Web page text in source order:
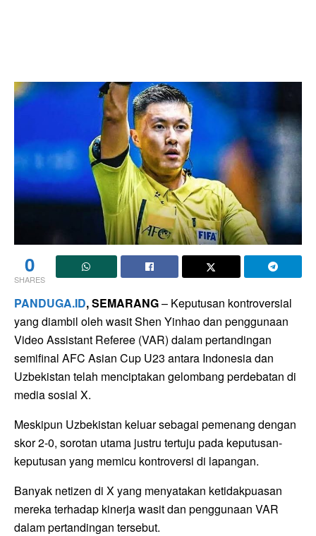
0
SHARES
PANDUGA.ID, SEMARANG– Keputusan kontroversial
yang diambil oleh wasit Shen Yinhao dan penggunaan
Video Assistant Referee (VAR) dalam pertandingan
semifinal AFC Asian Cup U23 antara Indonesia dan
Uzbekistan telah menciptakan gelombang perdebatan di
media sosial X.
Meskipun Uzbekistan keluar sebagai pemenang dengan
skor 2-0, sorotan utama justru tertuju pada keputusan-
keputusan yang memicu kontroversi di lapangan.
Banyak netizen di X yang menyatakan ketidakpuasan
mereka terhadap kinerja wasit dan penggunaan VAR
dalam pertandingan tersebut.